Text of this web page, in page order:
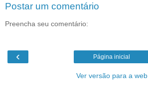
Postar um comentário
Preencha seu comentário:
‹ Página inicial
Ver versão para a web